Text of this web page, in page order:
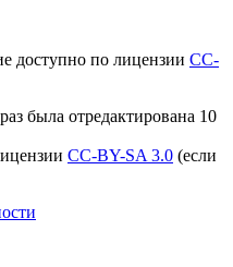
доступно по лицензии CC-
была отредактирована 10
CC-BY-SA 3.0 (если